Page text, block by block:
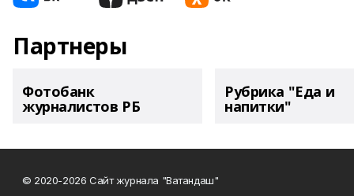
Партнеры
Фотобанк
журналистов РБ
Рубрика "Еда и
напитки"
© 2020-2026 Сайт журнала "Ватандаш"